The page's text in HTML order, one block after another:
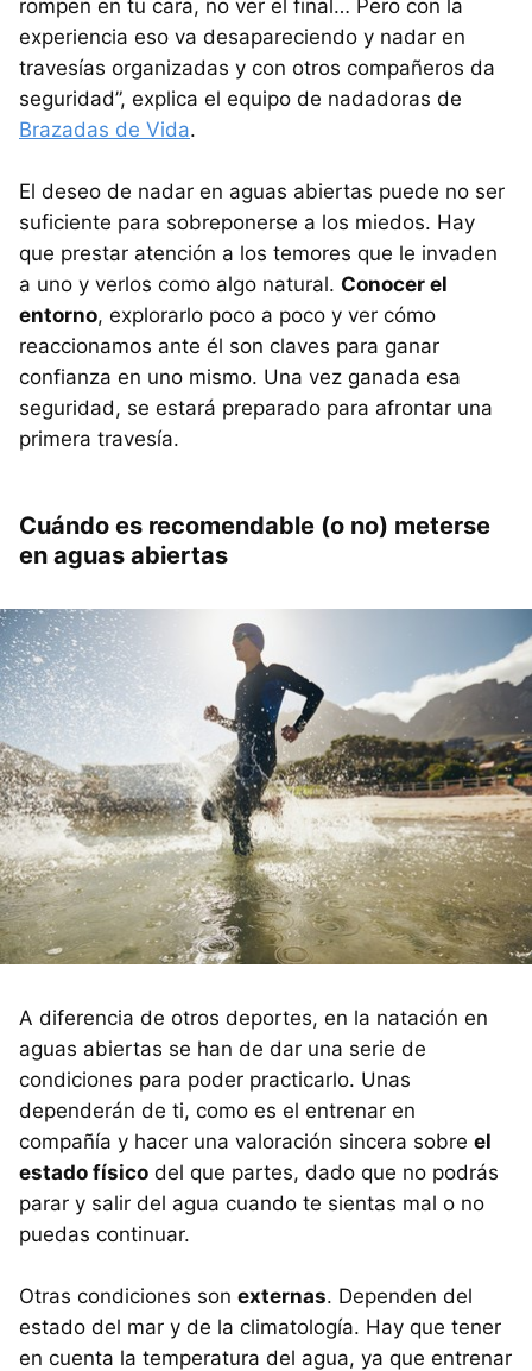
rompen en tu cara, no ver el final… Pero con la
experiencia eso va desapareciendo y nadar en
travesías organizadas y con otros compañeros da
seguridad”, explica el equipo de nadadoras de
Brazadas de Vida.
El deseo de nadar en aguas abiertas puede no ser
suficiente para sobreponerse a los miedos. Hay
que prestar atención a los temores que le invaden
a uno y verlos como algo natural. Conocer el
entorno, explorarlo poco a poco y ver cómo
reaccionamos ante él son claves para ganar
confianza en uno mismo. Una vez ganada esa
seguridad, se estará preparado para afrontar una
primera travesía.
Cuándo es recomendable (o no) meterse
en aguas abiertas
A diferencia de otros deportes, en la natación en
aguas abiertas se han de dar una serie de
condiciones para poder practicarlo. Unas
dependerán de ti, como es el entrenar en
compañía y hacer una valoración sincera sobre el
estado físico del que partes, dado que no podrás
parar y salir del agua cuando te sientas mal o no
puedas continuar.
Otras condiciones son externas. Dependen del
estado del mar y de la climatología. Hay que tener
en cuenta la temperatura del agua, ya que entrenar